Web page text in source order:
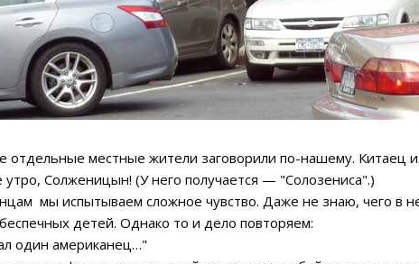
отдельные местные жители заговорили по-нашему. Китаец
Солженицын! (У него получается — "Солозениса".)
мы испытываем сложное чувство. Даже не знаю, чего в
детей. Однако то и дело повторяем:
один американец…"